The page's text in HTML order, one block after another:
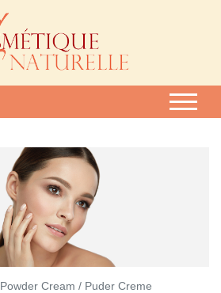
Powder Cream / Puder Creme